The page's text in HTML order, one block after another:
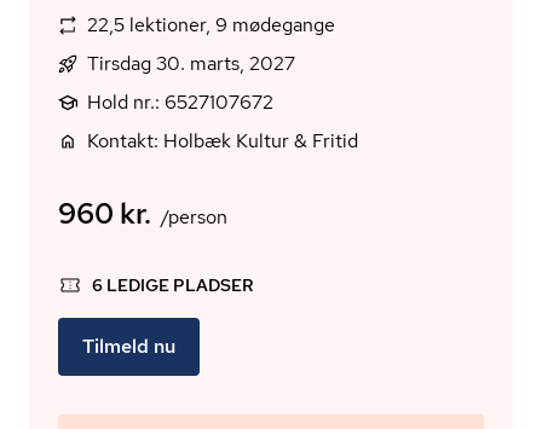
22,5 lektioner, 9 mødegange
Tirsdag 30. marts, 2027
Hold nr.: 6527107672
Kontakt: Holbæk Kultur & Fritid
960 kr. /person
6 LEDIGE PLADSER
Tilmeld nu